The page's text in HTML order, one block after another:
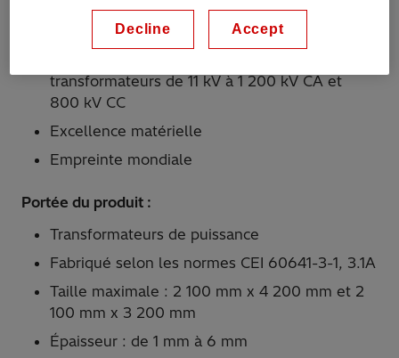
transformateurs à isolant liquide; gamme
complète pour transformateurs à sec
transformateurs de 11 kV à 1 200 kV CA et
800 kV CC
Excellence matérielle
Empreinte mondiale
Portée du produit :
Transformateurs de puissance
Fabriqué selon les normes CEI 60641-3-1, 3.1A
Taille maximale : 2 100 mm x 4 200 mm et 2
100 mm x 3 200 mm
Épaisseur : de 1 mm à 6 mm
Decline Accept